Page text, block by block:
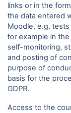
links or in the
the data entered
Moodle, e.g.
for example in
self-monitoring,
and posting of
purpose of
basis for the
GDPR.
Access to the